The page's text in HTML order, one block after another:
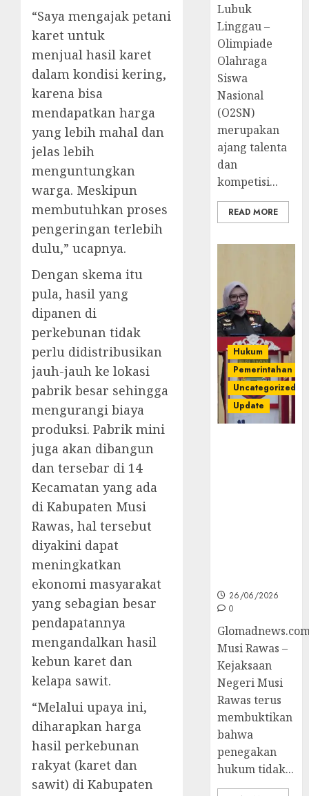
“Saya mengajak petani
karet untuk
menjual hasil karet
dalam kondisi kering,
karena bisa
mendapatkan harga
yang lebih mahal dan
jelas lebih
menguntungkan
warga. Meskipun
membutuhkan proses
pengeringan terlebih
dulu,” ucapnya.
Dengan skema itu
pula, hasil yang
dipanen di
perkebunan tidak
perlu didistribusikan
jauh-jauh ke lokasi
pabrik besar sehingga
mengurangi biaya
produksi. Pabrik mini
juga akan dibangun
dan tersebar di 14
Kecamatan yang ada
di Kabupaten Musi
Rawas, hal tersebut
diyakini dapat
meningkatkan
ekonomi masyarakat
yang sebagian besar
pendapatannya
mengandalkan hasil
kebun karet dan
kelapa sawit.
“Melalui upaya ini,
diharapkan harga
hasil perkebunan
rakyat (karet dan
sawit) di Kabupaten
Lubuk
Linggau –
Olimpiade
Olahraga
Siswa
Nasional
(O2SN)
merupakan
ajang talenta
dan
kompetisi...
READ MORE
Hukum
Pemerintahan
Uncategorized
Update
26/06/2026
0
Musi Rawas –
Kejaksaan
Negeri Musi
Rawas terus
membuktikan
bahwa
penegakan
hukum tidak...